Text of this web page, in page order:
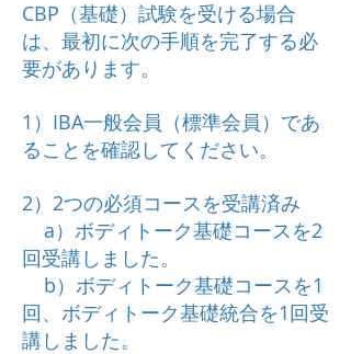
CBP（基礎）試験を受ける場合
は、最初に次の手順を完了する必
要があります。
1）IBA一般会員（標準会員）であ
ることを確認してください。
2）2つの必須コースを受講済み
a）ボディトーク基礎コースを2
回受講しました。
b）ボディトーク基礎コースを1
回、ボディトーク基礎統合を1回受
講しました。